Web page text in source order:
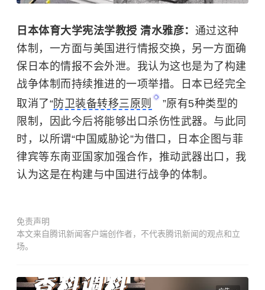
日本体育大学宪法学教授 清水雅彦： 通过这种
体制，一方面与美国进行情报交换，另一方面确
保日本的情报不会外泄。我认为这也是为了构建
战争体制而持续推进的一项举措。日本已经完全
取消了“防卫装备转移三原则
”原有5种类型的
限制，因此今后将能够出口杀伤性武器。与此同
时，以所谓“中国威胁论”为借口，日本企图与菲
律宾等东南亚国家加强合作，推动武器出口，我
认为这是在构建与中国进行战争的体制。
免责声明
本文来自腾讯新闻客户端创作者，不代表腾讯新闻的观点和立
场。